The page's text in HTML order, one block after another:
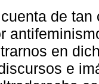
de
en
e